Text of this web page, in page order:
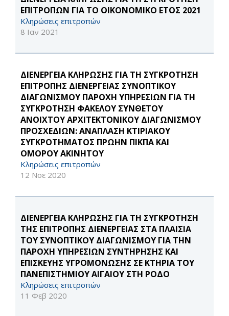
ΕΠΙΤΡΟΠΩΝ ΓΙΑ ΤΟ ΟΙΚΟΝΟΜΙΚΟ ΕΤΟΣ 2021
Κληρώσεις επιτροπών
8 Ιαν 2021
ΔΙΕΝΕΡΓΕΙΑ ΚΛΗΡΩΣΗΣ ΓΙΑ ΤΗ ΣΥΓΚΡΟΤΗΣΗ
ΕΠΙΤΡΟΠΗΣ ΔΙΕΝΕΡΓΕΙΑΣ ΣΥΝΟΠΤΙΚΟΥ
ΔΙΑΓΩΝΙΣΜΟΥ ΠΑΡΟΧΗ ΥΠΗΡΕΣΙΩΝ ΓΙΑ ΤΗ
ΣΥΓΚΡΟΤΗΣΗ ΦΑΚΕΛΟΥ ΣΥΝΘΕΤΟΥ
ΑΝΟΙΧΤΟΥ ΑΡΧΙΤΕΚΤΟΝΙΚΟΥ ΔΙΑΓΩΝΙΣΜΟΥ
ΠΡΟΣΧΕΔΙΩΝ: ΑΝΑΠΛΑΣΗ ΚΤΙΡΙΑΚΟΥ
ΣΥΓΚΡΟΤΗΜΑΤΟΣ ΠΡΩΗΝ ΠΙΚΠΑ ΚΑΙ
ΟΜΟΡΟΥ ΑΚΙΝΗΤΟΥ
Κληρώσεις επιτροπών
12 Νοε 2020
ΔΙΕΝΕΡΓΕΙΑ ΚΛΗΡΩΣΗΣ ΓΙΑ ΤΗ ΣΥΓΚΡΟΤΗΣΗ
ΤΗΣ ΕΠΙΤΡΟΠΗΣ ΔΙΕΝΕΡΓΕΙΑΣ ΣΤΑ ΠΛΑΙΣΙΑ
ΤΟΥ ΣΥΝΟΠΤΙΚΟΥ ΔΙΑΓΩΝΙΣΜΟΥ ΓΙΑ ΤΗΝ
ΠΑΡΟΧΗ ΥΠΗΡΕΣΙΩΝ ΣΥΝΤΗΡΗΣΗΣ ΚΑΙ
ΕΠΙΣΚΕΥΗΣ ΥΓΡΟΜΟΝΩΣΗΣ ΣΕ ΚΤΗΡΙΑ ΤΟΥ
ΠΑΝΕΠΙΣΤΗΜΙΟΥ ΑΙΓΑΙΟΥ ΣΤΗ ΡΟΔΟ
Κληρώσεις επιτροπών
11 Φεβ 2020